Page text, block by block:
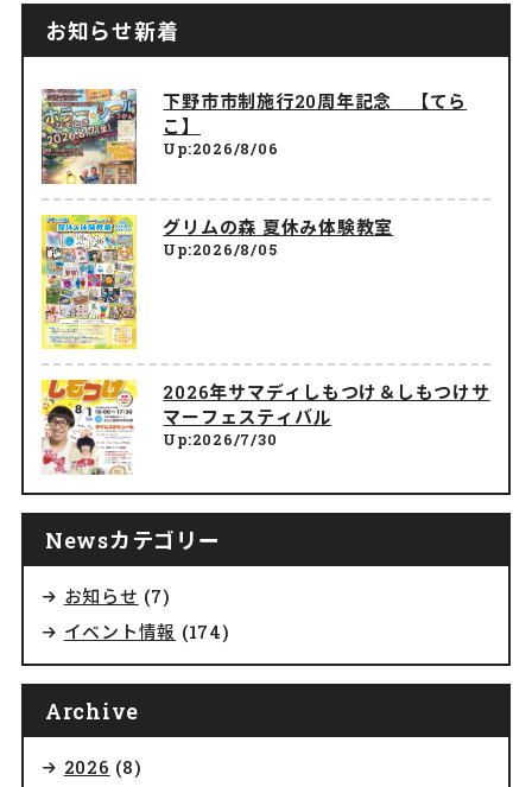
お知らせ新着
下野市市制施行20周年記念 【てら
こ】
Up:2026/8/06
グリムの森 夏休み体験教室
Up:2026/8/05
2026年サマディしもつけ＆しもつけサ
マーフェスティバル
Up:2026/7/30
Newsカテゴリー
お知らせ (7)
イベント情報 (174)
Archive
2026 (8)